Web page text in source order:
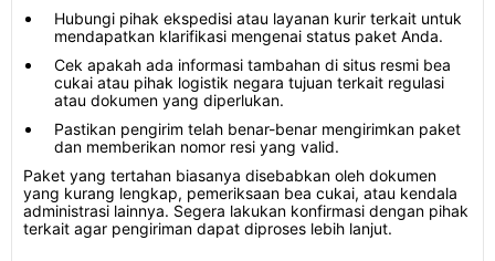
Hubungi pihak ekspedisi atau layanan kurir terkait untuk
mendapatkan klarifikasi mengenai status paket Anda.
Cek apakah ada informasi tambahan di situs resmi bea
cukai atau pihak logistik negara tujuan terkait regulasi
atau dokumen yang diperlukan.
Pastikan pengirim telah benar-benar mengirimkan paket
dan memberikan nomor resi yang valid.
Paket yang tertahan biasanya disebabkan oleh dokumen
yang kurang lengkap, pemeriksaan bea cukai, atau kendala
administrasi lainnya. Segera lakukan konfirmasi dengan pihak
terkait agar pengiriman dapat diproses lebih lanjut.